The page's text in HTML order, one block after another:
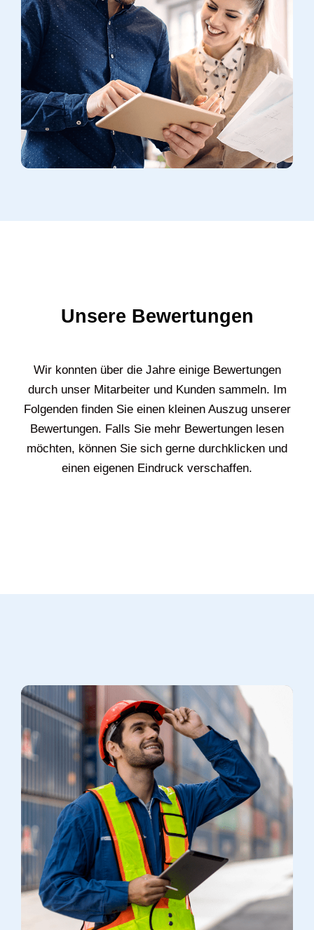
Unsere Bewertungen
Wir konnten über die Jahre einige Bewertungen
durch unser Mitarbeiter und Kunden sammeln. Im
Folgenden finden Sie einen kleinen Auszug unserer
Bewertungen. Falls Sie mehr Bewertungen lesen
möchten, können Sie sich gerne durchklicken und
einen eigenen Eindruck verschaffen.